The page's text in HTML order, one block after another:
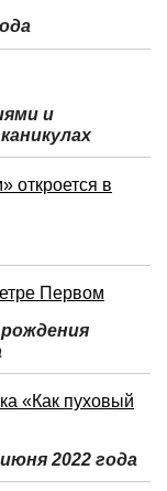
и
откроется в
Первом
«Как пуховый
2022 года